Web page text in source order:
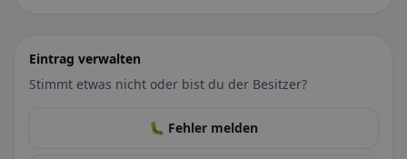
Eintrag verwalten
Stimmt etwas nicht oder bist du der Besitzer?
🐛 Fehler melden